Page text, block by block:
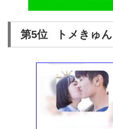
第5位 トメきゅん